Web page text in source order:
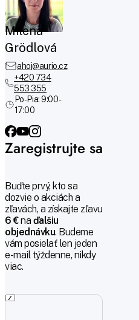
Milena
Grödlová
ahoj@aurio.cz
+420 734
553 355
Po-Pia: 9:00 -
17:00
Zaregistrujte sa
Buďte prvý, kto sa
dozvie o akciách a
zľavách, a získajte zľavu
6 €na ďalšiu
objednávku. Budeme
vám posielať len jeden
e-mail týždenne, nikdy
viac.